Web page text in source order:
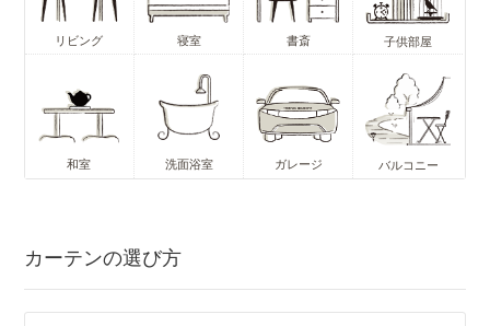
リビング 寝室 書斎 子供部屋
和室 洗面浴室 ガレージ バルコニー
カーテンの選び方